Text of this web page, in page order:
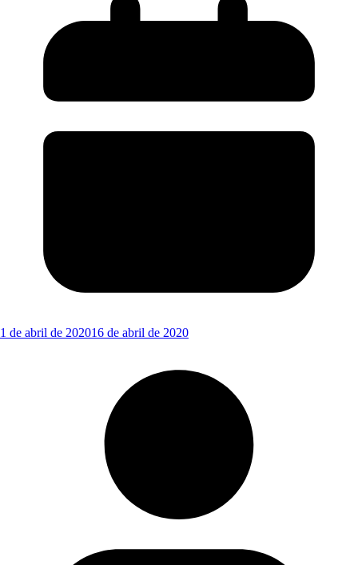
1 de abril de 202016 de abril de 2020